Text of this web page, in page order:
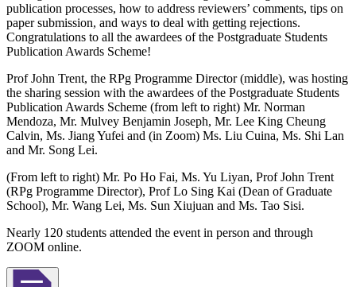
publication processes, how to address reviewers’ comments, tips on
paper submission, and ways to deal with getting rejections.
Congratulations to all the awardees of the Postgraduate Students
Publication Awards Scheme!
Prof John Trent, the RPg Programme Director (middle), was hosting
the sharing session with the awardees of the Postgraduate Students
Publication Awards Scheme (from left to right) Mr. Norman
Mendoza, Mr. Mulvey Benjamin Joseph, Mr. Lee King Cheung
Calvin, Ms. Jiang Yufei and (in Zoom) Ms. Liu Cuina, Ms. Shi Lan
and Mr. Song Lei.
(From left to right) Mr. Po Ho Fai, Ms. Yu Liyan, Prof John Trent
(RPg Programme Director), Prof Lo Sing Kai (Dean of Graduate
School), Mr. Wang Lei, Ms. Sun Xiujuan and Ms. Tao Sisi.
Nearly 120 students attended the event in person and through
ZOOM online.